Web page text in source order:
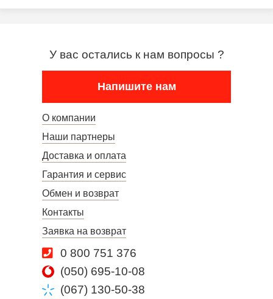
У вас остались к нам вопросы ?
Напишите нам
О компании
Наши партнеры
Доставка и оплата
Гарантия и сервис
Обмен и возврат
Контакты
Заявка на возврат
0 800 751 376
(050) 695-10-08
(067) 130-50-38